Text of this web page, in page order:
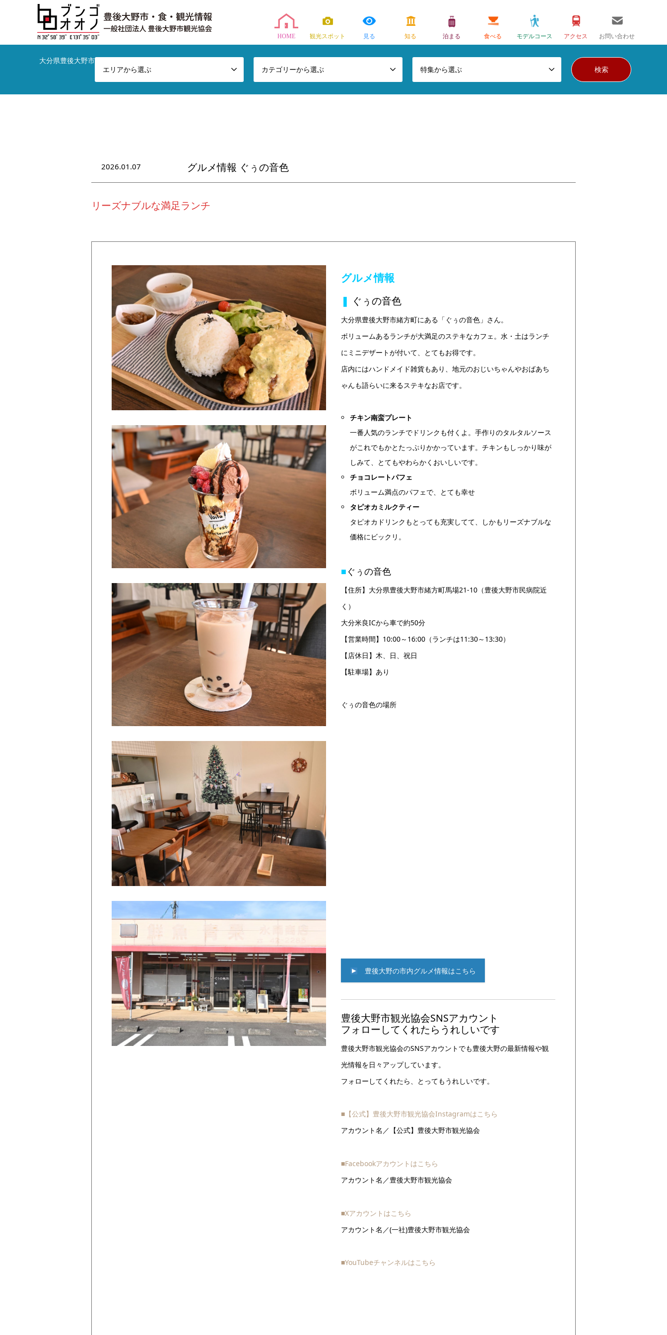
大分県豊後大野市の観光やお店など総合情報サイトです！
HOME 観光スポット 見る 知る 泊まる 食べる モデルコース アクセス お問い合わせ
エリアから選ぶ カテゴリーから選ぶ 特集から選ぶ
2026.01.07 グルメ情報 ぐぅの音色
リーズナブルな満足ランチ
グルメ情報
❚ ぐぅの音色
大分県豊後大野市緒方町にある「ぐぅの音色」さん。
ボリュームあるランチが大満足のステキなカフェ。水・土はランチ
にミニデザートが付いて、とてもお得です。
店内にはハンドメイド雑貨もあり、地元のおじいちゃんやおばあち
ゃんも語らいに来るステキなお店です。
チキン南蛮プレート
一番人気のランチでドリンクも付くよ。手作りのタルタルソース
がこれでもかとたっぷりかかっています。チキンもしっかり味が
しみて、とてもやわらかくおいしいです。
チョコレートパフェ
ボリューム満点のパフェで、とても幸せ
タピオカミルクティー
タピオカドリンクもとっても充実してて、しかもリーズナブルな
価格にビックリ。
■ ぐぅの音色
【住所】大分県豊後大野市緒方町馬場21-10（豊後大野市民病院近
く）
大分米良ICから車で約50分
【営業時間】10:00～16:00（ランチは11:30～13:30）
【店休日】木、日、祝日
【駐車場】あり
ぐぅの音色の場所
豊後大野の市内グルメ情報はこちら
豊後大野市観光協会SNSアカウント
フォローしてくれたらうれしいです
豊後大野市観光協会のSNSアカウントでも豊後大野の最新情報や観
光情報を日々アップしています。
フォローしてくれたら、とってもうれしいです。
■【公式】豊後大野市観光協会Instagramはこちら
アカウント名／【公式】豊後大野市観光協会
■Facebookアカウントはこちら
アカウント名／豊後大野市観光協会
■Xアカウントはこちら
アカウント名／(一社)豊後大野市観光協会
■YouTubeチャンネルはこちら